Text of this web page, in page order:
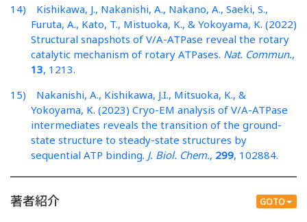
14) Kishikawa, J., Nakanishi, A., Nakano, A., Saeki, S.,
Furuta, A., Kato, T., Mistuoka, K., & Yokoyama, K. (2022)
Structural snapshots of V/A-ATPase reveal the rotary
catalytic mechanism of rotary ATPases. Nat. Commun.,
13, 1213.
15) Nakanishi, A., Kishikawa, J.I., Mitsuoka, K., &
Yokoyama, K. (2023) Cryo-EM analysis of V/A-ATPase
intermediates reveals the transition of the ground-
state structure to steady-state structures by
sequential ATP binding. J. Biol. Chem., 299, 102884.
GOTO
著者紹介